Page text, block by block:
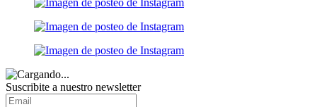
Suscribite a nuestro newsletter